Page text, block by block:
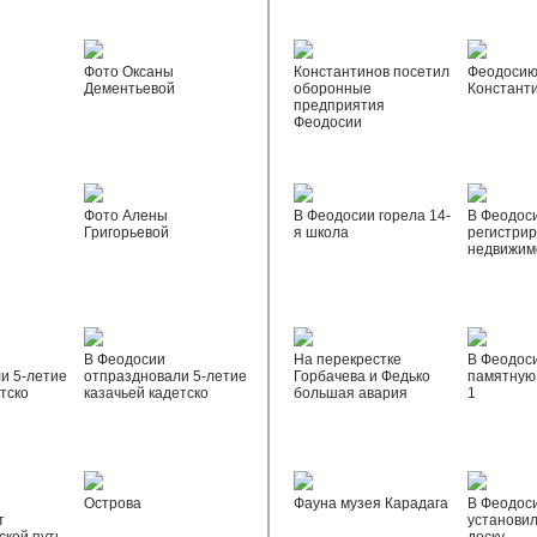
Фото Оксаны
Дементьевой
Фото Алены
Григорьевой
5-летие
В Феодосии
отпраздновали 5-летие
казачьей кадетско
Острова
Константинов посетил
оборонные
предприятия
Феодосии
В Феодосии горела 14-
я школа
В
На перекрестке
Горбачева и Федько
большая авария
В
памятную
1
Фауна музея Карадага
В